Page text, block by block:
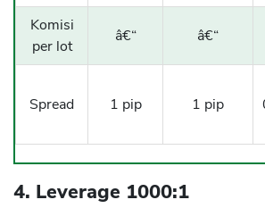
Komisi
per lot
â€“ â€“
Spread 1 pip 1 pip
4. Leverage 1000:1